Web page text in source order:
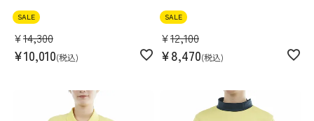
SALE
¥14,300
¥10,010 税込
SALE
¥12,100
¥8,470 税込